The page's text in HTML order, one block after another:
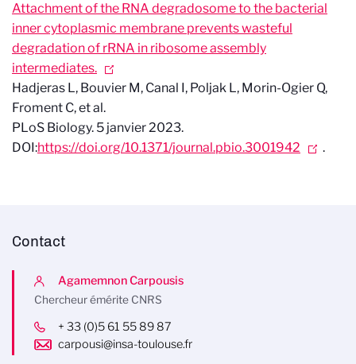
Attachment of the RNA degradosome to the bacterial
inner cytoplasmic membrane prevents wasteful
degradation of rRNA in ribosome assembly
intermediates.
Hadjeras L, Bouvier M, Canal I, Poljak L, Morin-Ogier Q,
Froment C, et al.
PLoS Biology. 5 janvier 2023.
DOI:https://doi.org/10.1371/journal.pbio.3001942 .
Contact
Agamemnon Carpousis
Chercheur émérite CNRS
+ 33 (0)5 61 55 89 87
carpousi@insa-toulouse.fr